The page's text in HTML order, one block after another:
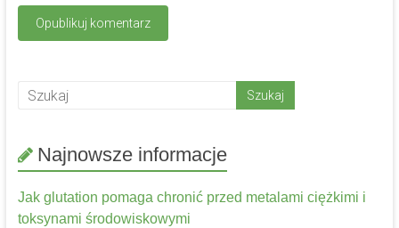
Najnowsze informacje
Jak glutation pomaga chronić przed metalami ciężkimi i
toksynami środowiskowymi